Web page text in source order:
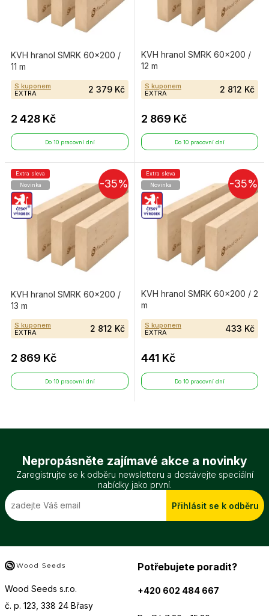
KVH hranol SMRK 60×200 /
11 m
S kuponem
EXTRA
2 379 Kč
2 428 Kč
Do 10 pracovní dní
KVH hranol SMRK 60×200 /
12 m
S kuponem
EXTRA
2 812 Kč
2 869 Kč
Do 10 pracovní dní
-35%
Extra sleva
Novinka
KVH hranol SMRK 60×200 /
13 m
S kuponem
EXTRA
2 812 Kč
2 869 Kč
Do 10 pracovní dní
-35%
Extra sleva
Novinka
KVH hranol SMRK 60×200 / 2
m
S kuponem
EXTRA
433 Kč
441 Kč
Do 10 pracovní dní
Nepropásněte zajímavé akce a novinky
Zaregistrujte se k odběru newsletteru a dostávejte speciální
nabídky jako první.
Přihlásit se k odběru
Wood Seeds s.r.o.
č. p. 123, 338 24 Břasy
Potřebujete poradit?
+420 602 484 667